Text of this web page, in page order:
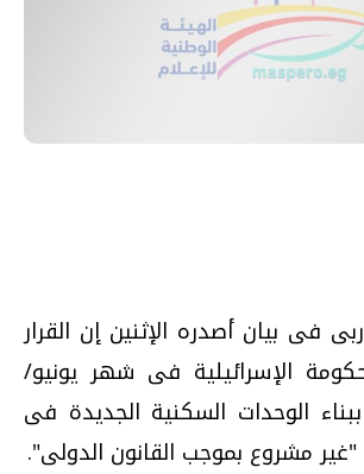
فى بيان أصدره الإثنين إن القرار
الإسرائيلية فى شهر يونيو/
الوحدات السكنية الجديدة فى
مشروع بموجب القانون الدولى".